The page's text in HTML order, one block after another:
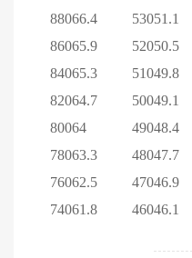
88066.4 53051.1
86065.9 52050.5
84065.3 51049.8
82064.7 50049.1
80064 49048.4
78063.3 48047.7
76062.5 47046.9
74061.8 46046.1